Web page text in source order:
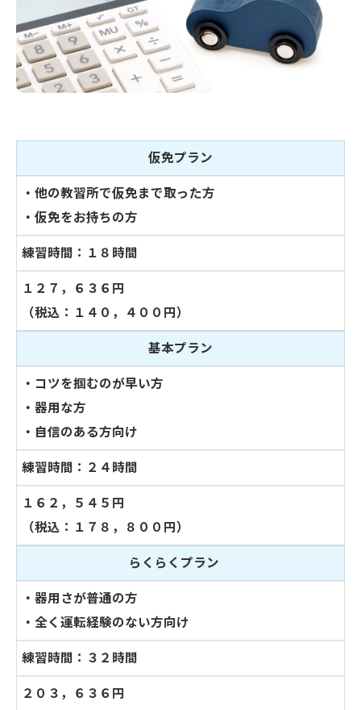
仮免プラン
・他の教習所で仮免まで取った方
・仮免をお持ちの方
練習時間：１８時間
１２７，６３６円
（税込：１４０，４００円）
基本プラン
・コツを掴むのが早い方
・器用な方
・自信のある方向け
練習時間：２４時間
１６２，５４５円
（税込：１７８，８００円）
らくらくプラン
・器用さが普通の方
・全く運転経験のない方向け
練習時間：３２時間
２０３，６３６円